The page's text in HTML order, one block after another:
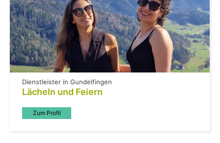
Dienstleister in Gundelfingen
Lächeln und Feiern
Zum Profil